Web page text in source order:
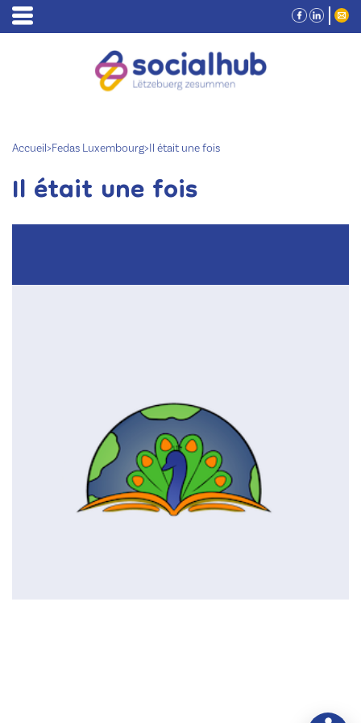
Accueil>Fedas Luxembourg>Il était une fois
Il était une fois